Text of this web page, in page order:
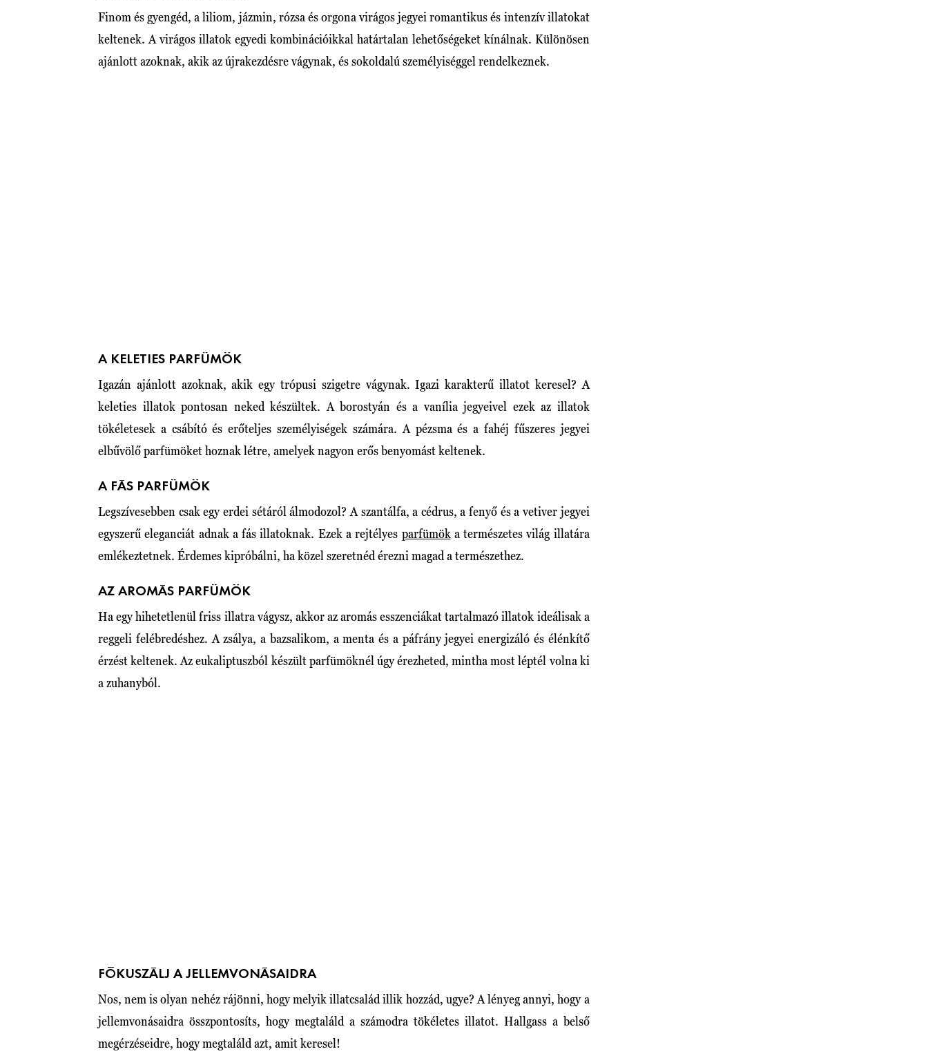
Finom és gyengéd, a liliom, jázmin, rózsa és orgona virágos jegyei romantikus és intenzív illatokat
keltenek. A virágos illatok egyedi kombinációikkal határtalan lehetőségeket kínálnak. Különösen
ajánlott azoknak, akik az újrakezdésre vágynak, és sokoldalú személyiséggel rendelkeznek.
A KELETIES PARFÜMÖK
Igazán ajánlott azoknak, akik egy trópusi szigetre vágynak. Igazi karakterű illatot keresel? A
keleties illatok pontosan neked készültek. A borostyán és a vanília jegyeivel ezek az illatok
tökéletesek a csábító és erőteljes személyiségek számára. A pézsma és a fahéj fűszeres jegyei
elbűvölő parfümöket hoznak létre, amelyek nagyon erős benyomást keltenek.
A FÁS PARFÜMÖK
Legszívesebben csak egy erdei sétáról álmodozol? A szantálfa, a cédrus, a fenyő és a vetiver jegyei
egyszerű eleganciát adnak a fás illatoknak. Ezek a rejtélyes parfümöka természetes világ illatára
emlékeztetnek. Érdemes kipróbálni, ha közel szeretnéd érezni magad a természethez.
AZ AROMÁS PARFÜMÖK
Ha egy hihetetlenül friss illatra vágysz, akkor az aromás esszenciákat tartalmazó illatok ideálisak a
reggeli felébredéshez. A zsálya, a bazsalikom, a menta és a páfrány jegyei energizáló és élénkítő
érzést keltenek. Az eukaliptuszból készült parfümöknél úgy érezheted, mintha most léptél volna ki
a zuhanyból.
FÓKUSZÁLJ A JELLEMVONÁSAIDRA
Nos, nem is olyan nehéz rájönni, hogy melyik illatcsalád illik hozzád, ugye? A lényeg annyi, hogy a
jellemvonásaidra összpontosíts, hogy megtaláld a számodra tökéletes illatot. Hallgass a belső
megérzéseidre, hogy megtaláld azt, amit keresel!